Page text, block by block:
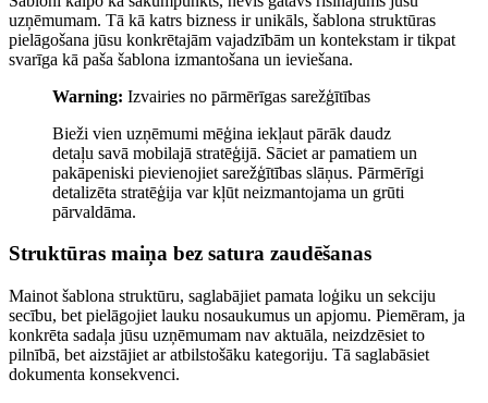
uzņēmumam. Tā kā katrs bizness ir unikāls, šablona struktūras
pielāgošana jūsu konkrētajām vajadzībām un kontekstam ir tikpat
svarīga kā paša šablona izmantošana un ieviešana.
Warning: Izvairies no pārmērīgas sarežģītības
Bieži vien uzņēmumi mēģina iekļaut pārāk daudz
detaļu savā mobilajā stratēģijā. Sāciet ar pamatiem un
pakāpeniski pievienojiet sarežģītības slāņus. Pārmērīgi
detalizēta stratēģija var kļūt neizmantojama un grūti
pārvaldāma.
Struktūras maiņa bez satura zaudēšanas
Mainot šablona struktūru, saglabājiet pamata loģiku un sekciju
secību, bet pielāgojiet lauku nosaukumus un apjomu. Piemēram, ja
konkrēta sadaļa jūsu uzņēmumam nav aktuāla, neizdzēsiet to
pilnībā, bet aizstājiet ar atbilstošāku kategoriju. Tā saglabāsiet
dokumenta konsekvenci.